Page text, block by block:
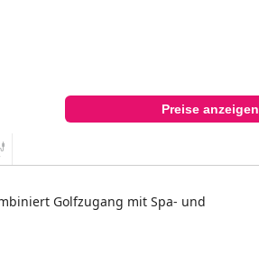
Preise anzeigen
Golfzugang mit Spa- und